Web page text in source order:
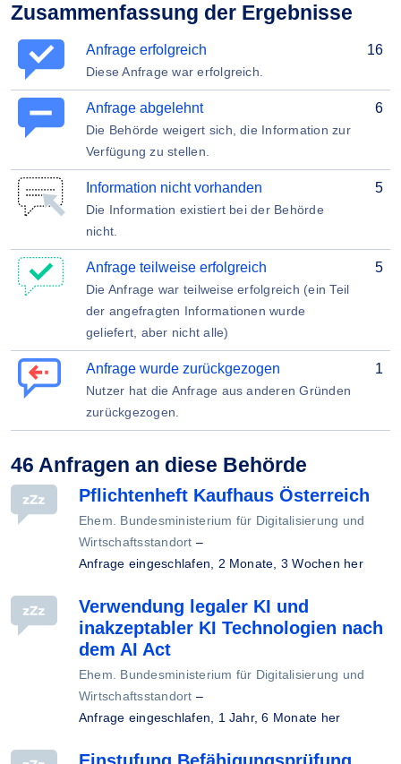
Zusammenfassung der Ergebnisse
Anfrage erfolgreich
Diese Anfrage war erfolgreich.
16
Anfrage abgelehnt
Die Behörde weigert sich, die Information zur
Verfügung zu stellen.
6
Information nicht vorhanden
Die Information existiert bei der Behörde
nicht.
5
Anfrage teilweise erfolgreich
Die Anfrage war teilweise erfolgreich (ein Teil
der angefragten Informationen wurde
geliefert, aber nicht alle)
5
Anfrage wurde zurückgezogen
Nutzer hat die Anfrage aus anderen Gründen
zurückgezogen.
1
46 Anfragen an diese Behörde
Pflichtenheft Kaufhaus Österreich
Ehem. Bundesministerium für Digitalisierung und
Wirtschaftsstandort –
Anfrage eingeschlafen, 2 Monate, 3 Wochen her
Verwendung legaler KI und
inakzeptabler KI Technologien nach
dem AI Act
Ehem. Bundesministerium für Digitalisierung und
Wirtschaftsstandort –
Anfrage eingeschlafen, 1 Jahr, 6 Monate her